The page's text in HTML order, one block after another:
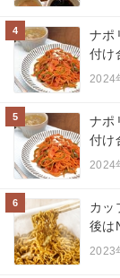
4
ナポ
付け
2024
5
ナポ
付け
2024
6
カッ
後は
2023